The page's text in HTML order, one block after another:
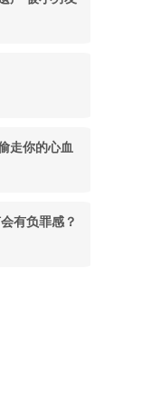
走你的心血
有负罪感？